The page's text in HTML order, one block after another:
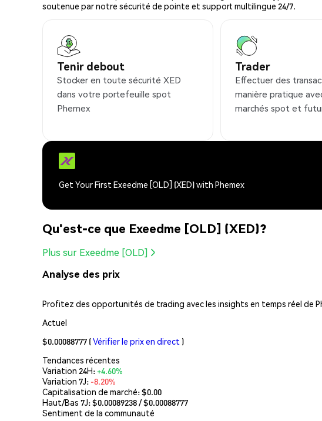
soutenue par notre sécurité de pointe et support multilingue 24/7.
Tenir debout
Stocker en toute sécurité XED
dans votre portefeuille spot
Phemex
Trader
Effectuer des
manière pratique
marchés spot et
Get Your First Exeedme [OLD] (XED) with Phemex
Qu'est-ce que Exeedme [OLD] (XED)?
Plus sur Exeedme [OLD]
Analyse des prix
Profitez des opportunités de trading avec les insights en temps réel de
Actuel
$0.00088777 (Vérifier le prix en direct )
Tendances récentes
Variation 24H:+4.60%
Variation 7J: -8.20%
Capitalisation de marché:$0.00
Haut/Bas 7J: $0.00089238/ $0.00088777
Sentiment de la communauté